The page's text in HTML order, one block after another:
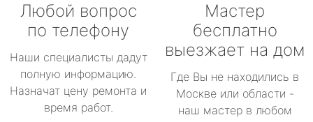
Любой вопрос
по телефону
Наши специалисты дадут
полную информацию.
Назначат цену ремонта и
время работ.
Мастер
бесплатно
выезжает на дом
Где Вы не находились в
Москве или области -
наш мастер в любом